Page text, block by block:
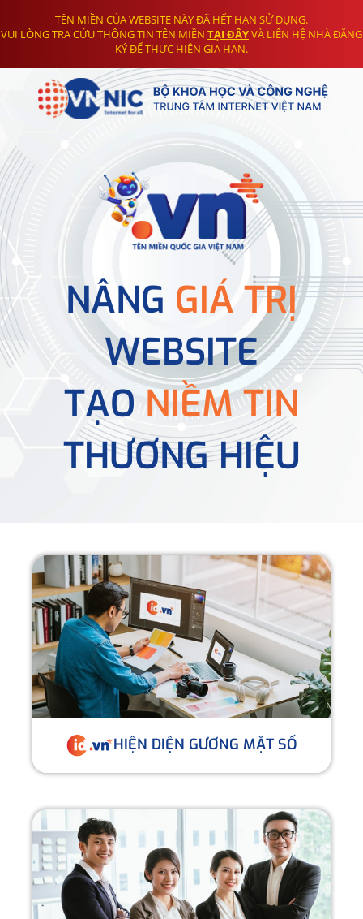
TÊN MIỀN CỦA WEBSITE NÀY ĐÃ HẾT HẠN SỬ DỤNG.
VUI LÒNG TRA CỨU THÔNG TIN TÊN MIỀN TẠI ĐÂYVÀ LIÊN HỆ NHÀ ĐĂNG
KÝ ĐỂ THỰC HIỆN GIA HẠN.
NÂNG GIÁ TRỊ
WEBSITE
TẠONIỀM TIN
THƯƠNG HIỆU
HIỆN DIỆN GƯƠNG MẶT SỐ